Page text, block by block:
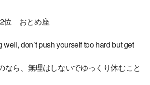
おとめ座
well, don’t push yourself too hard but get
なら、無理はしないでゆっくり休むこと